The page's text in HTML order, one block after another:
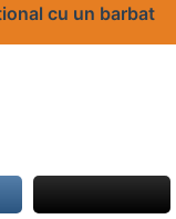
cu un barbat